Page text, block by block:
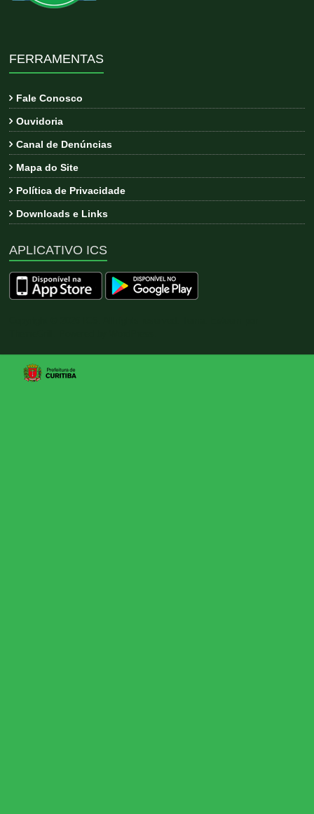
FERRAMENTAS
Fale Conosco
Ouvidoria
Canal de Denúncias
Mapa do Site
Política de Privacidade
Downloads e Links
APLICATIVO ICS